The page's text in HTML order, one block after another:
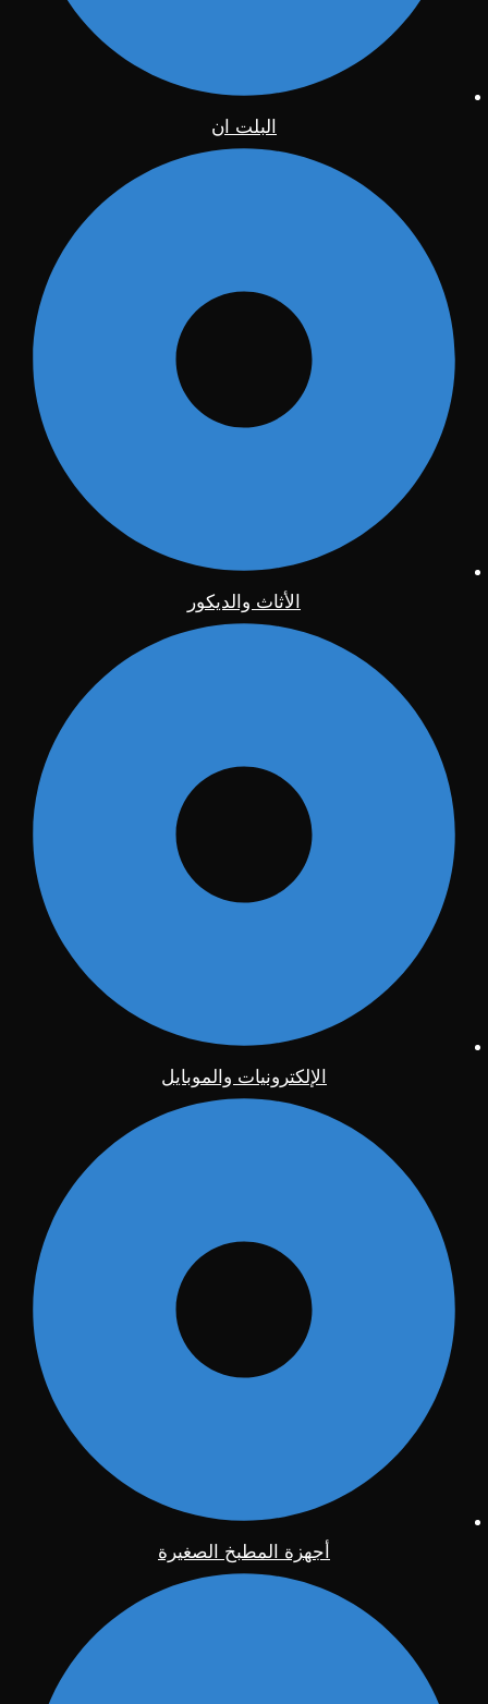
البلت ان
الأثاث والديكور
الإلكترونيات والموبايل
أجهزة المطبخ الصغيرة